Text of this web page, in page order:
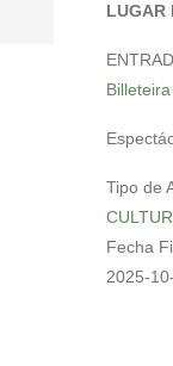
LUGAR
Tipo de
Fecha
2025-